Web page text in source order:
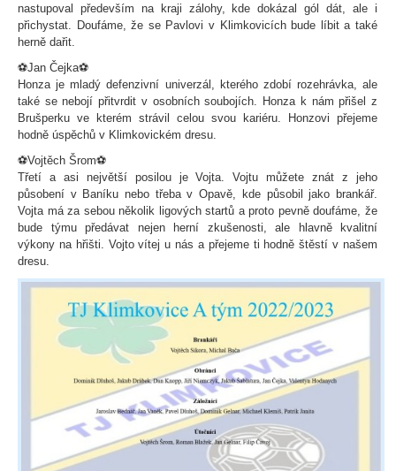
nastupoval především na kraji zálohy, kde dokázal gól dát, ale i
přichystat. Doufáme, že se Pavlovi v Klimkovicích bude líbit a také
herně dařit.
⚽️Jan Čejka⚽️
Honza je mladý defenzivní univerzál, kterého zdobí rozehrávka, ale
také se nebojí přitvrdit v osobních soubojích. Honza k nám přišel z
Brušperku ve kterém strávil celou svou kariéru. Honzovi přejeme
hodně úspěchů v Klimkovickém dresu.
⚽️Vojtěch Šrom⚽️
Třetí a asi největší posilou je Vojta. Vojtu můžete znát z jeho
působení v Baníku nebo třeba v Opavě, kde působil jako brankář.
Vojta má za sebou několik ligových startů a proto pevně doufáme, že
bude týmu předávat nejen herní zkušenosti, ale hlavně kvalitní
výkony na hřišti. Vojto vítej u nás a přejeme ti hodně štěstí v našem
dresu.